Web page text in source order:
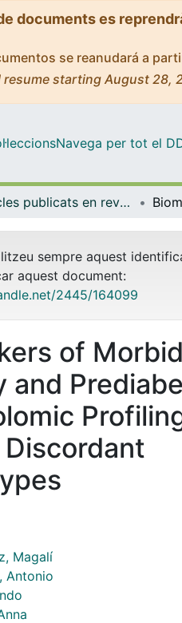
documents es
se reanudará a
starting August 28,
Navega per tot el
Articles publicats en revistes (Nutrició, Ciències de l'Alimentació i Gastronomia)
sempre aquest
aquest document:
2445/164099
of Morbid
and
Discordant
Magalí
Antonio